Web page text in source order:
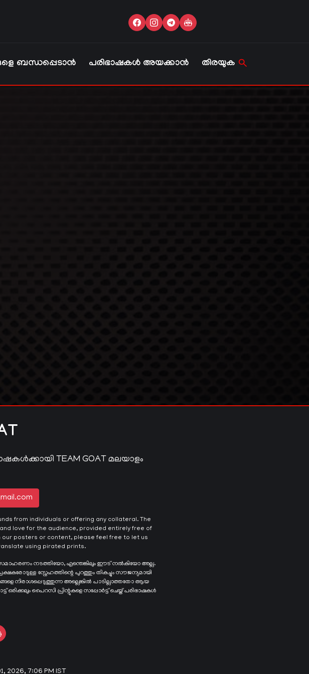
ബന്ധപ്പെടാൻ പരിഭാഷകൾ അയക്കാൻ തിരയുക
TEAM GOAT മലയാളം
from individuals or offering any collateral. The
love for the audience, provided entirely free of
posters or content, please feel free to let us
using pirated prints.
നടത്തിയോ, എന്തെങ്കിലും ഈട് നൽകിയോ അല്ല.
സ്നേഹത്തിന്റെ പുറത്തും തികച്ചും സൗജന്യമായി
നിരാശപ്പെടുത്തുന്ന അല്ലെങ്കിൽ പാടില്ലാത്തതോ ആയ
ഒരിക്കലും പൈറസി പ്രിന്റുകളെ സപ്പോർട്ട് ചെയ്ത് പരിഭാഷകൾ
7:06 PM IST